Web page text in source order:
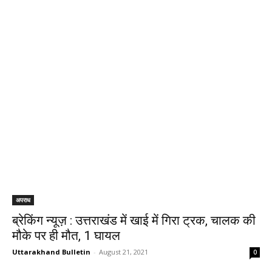
अपराध
ब्रेकिंग न्यूज़ : उत्तराखंड में खाई में गिरा ट्रक, चालक की
मौके पर ही मौत, 1 घायल
Uttarakhand Bulletin - August 21, 2021 0